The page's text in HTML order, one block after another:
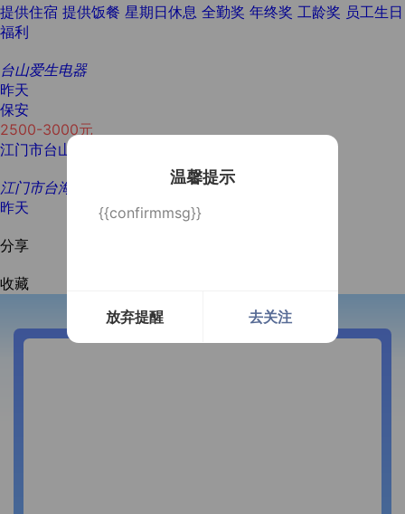
提供住宿 提供饭餐 星期日休息 全勤奖 年终奖 工龄奖 员工生日
福利
台山爱生电器
昨天
保安
2500-3000元
江门市台山市台城
江门市台海供应链科技有限公司
昨天
分享
收藏
温馨提示
{{confirmmsg}}
放弃提醒 去关注